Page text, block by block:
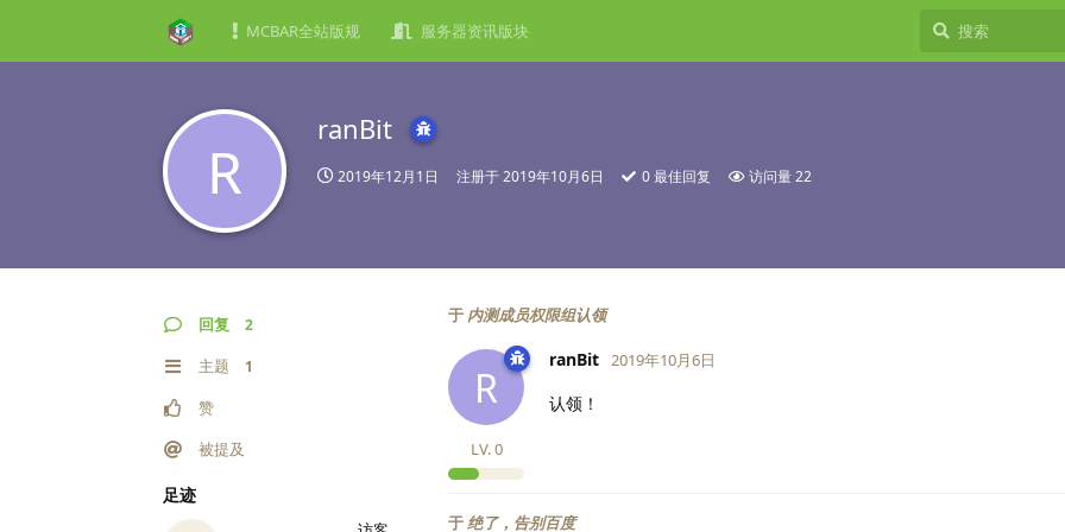
MCBAR全站版规 服务器资讯版块
R
ranBit
2019年12月1日 注册于2019年10月6日 0最佳回复 访问量22
回复 2
主题 1
赞
被提及
足迹
于 内测成员权限组认领
R
ranBit
LV.0
2019年10月6日
认领！
于绝了，告别百度